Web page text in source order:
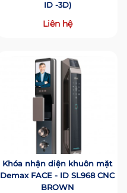
ID -3D)
Liên hệ
Khóa nhận diện khuôn mặt
Demax FACE - ID SL968 CNC
BROWN